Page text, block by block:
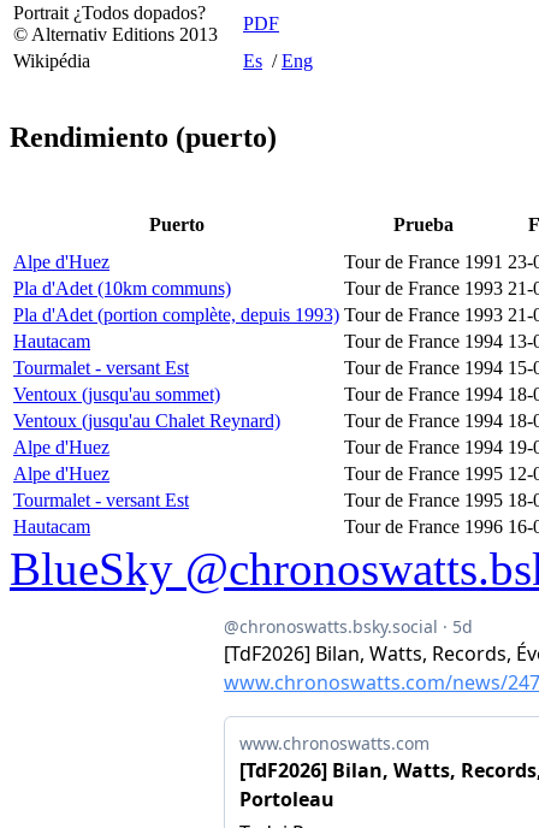
Portrait ¿Todos dopados?
© Alternativ Editions 2013
PDF
Wikipédia
Es /Eng
Rendimiento (puerto)
Puerto Prueba
Alpe d'Huez
Tour de France 1991 23-
Pla d'Adet (10km communs)
Tour de France 1993 21-
Pla d'Adet (portion complète, depuis 1993) Tour de France 1993 21-
Hautacam
Tour de France 1994 13-
Tourmalet - versant Est
Tour de France 1994 15-
Ventoux (jusqu'au sommet)
Tour de France 1994 18-
Ventoux (jusqu'au Chalet Reynard)
Tour de France 1994 18-
Alpe d'Huez
Tour de France 1994 19-
Alpe d'Huez
Tour de France 1995 12-
Tourmalet - versant Est
Tour de France 1995 18-
Hautacam
Tour de France 1996 16-
BlueSky